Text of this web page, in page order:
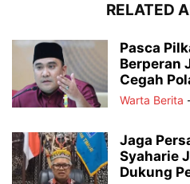
RELATED
Pasca
Berperan
Cegah
Warta Berita
Jaga
Syaharie
Dukung